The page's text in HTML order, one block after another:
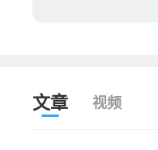
文章 视频